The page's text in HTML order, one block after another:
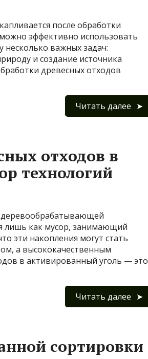
после обработки
эффективно использовать
несколько важных задач:
и создание источника
древесных отходов
Читать далее
отходов в
технологий
лишь как мусор, занимающий
эти накопления могут стать
а высококачественным
в активированный уголь — это
Читать далее
сортировки